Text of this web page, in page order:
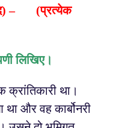
– (प्रत्येक
लिखिए।
था।
और वह कार्बोनरी